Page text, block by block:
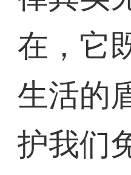
在，它
生活的
护我们